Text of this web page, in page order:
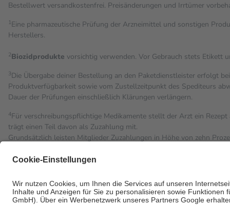
Bestell­wert versand­kosten­frei. Preisänderungen und Irrtümer
1Eine pharmazeutische Prüfung der Arzneimittel und sonstigen
Herstellers.
2Biozidprodukte vorsichtig verwenden. Vor Gebrauch stets Etikett
3Die Übergabe deiner Bestellung an den Paketdienstleister erfolgt
Produktverfügbarkeit sowie vom Zustellzeitpunkt des Spediteurs
Dauer der Prüfungen einschließlich Klärungen verlängern.
4Für verschreibungspflichtige Medikamente stellt der Arzt ein
trägt einen Teil davon als Zuzahlung mit.
Grundsätzlich leisten Mitglieder Zuzahlungen in Höhe von zehn
Diese Regeln gelten grundsätzlich auch für Online-Apotheken.
Um das Engagement der Versicherten für ihre eigene Gesundheit
• Kindern und Jugendlichen bis zum vollendeten 18. Lebensjahr mit
• Untersuchungen zur Vorsorge und Früherkennung, die von der